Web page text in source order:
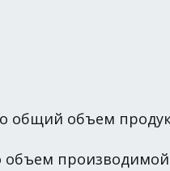
общий объем
объем